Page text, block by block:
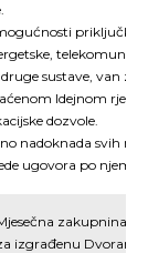
priključka
sustave, van
Idejnom
dozvole.
nadoknada svih
ugovora po njemu.
zakupnina
izgrađenu Dvoranu